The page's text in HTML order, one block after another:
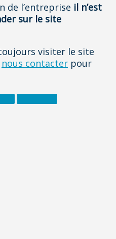
de l’entreprise il n’est
sur le site
visiter le site
nous contacter pour